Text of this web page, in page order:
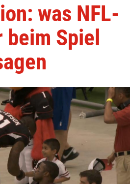
was NFL-
beim Spiel